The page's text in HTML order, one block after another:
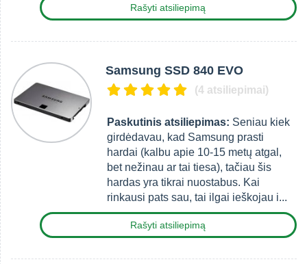
Rašyti atsiliepimą
Samsung SSD 840 EVO
(4 atsiliepimai)
Paskutinis atsiliepimas: Seniau kiek
girdėdavau, kad Samsung prasti
hardai (kalbu apie 10-15 metų atgal,
bet nežinau ar tai tiesa), tačiau šis
hardas yra tikrai nuostabus. Kai
rinkausi pats sau, tai ilgai ieškojau i...
Rašyti atsiliepimą